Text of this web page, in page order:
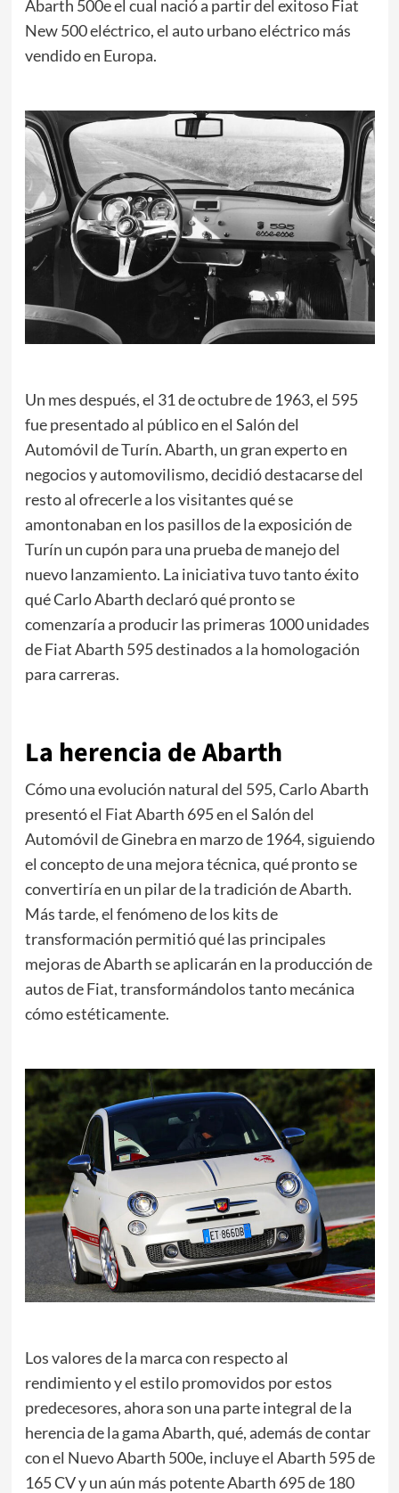
Abarth 500e el cual nació a partir del exitoso Fiat
New 500 eléctrico, el auto urbano eléctrico más
vendido en Europa.
Un mes después, el 31 de octubre de 1963, el 595
fue presentado al público en el Salón del
Automóvil de Turín. Abarth, un gran experto en
negocios y automovilismo, decidió destacarse del
resto al ofrecerle a los visitantes qué se
amontonaban en los pasillos de la exposición de
Turín un cupón para una prueba de manejo del
nuevo lanzamiento. La iniciativa tuvo tanto éxito
qué Carlo Abarth declaró qué pronto se
comenzaría a producir las primeras 1000 unidades
de Fiat Abarth 595 destinados a la homologación
para carreras.
La herencia de Abarth
Cómo una evolución natural del 595, Carlo Abarth
presentó el Fiat Abarth 695 en el Salón del
Automóvil de Ginebra en marzo de 1964, siguiendo
el concepto de una mejora técnica, qué pronto se
convertiría en un pilar de la tradición de Abarth.
Más tarde, el fenómeno de los kits de
transformación permitió qué las principales
mejoras de Abarth se aplicarán en la producción de
autos de Fiat, transformándolos tanto mecánica
cómo estéticamente.
Los valores de la marca con respecto al
rendimiento y el estilo promovidos por estos
predecesores, ahora son una parte integral de la
herencia de la gama Abarth, qué, además de contar
con el Nuevo Abarth 500e, incluye el Abarth 595 de
165 CV y un aún más potente Abarth 695 de 180